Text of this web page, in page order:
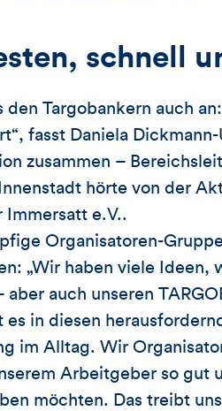
schnell
den Targobankern auch
fasst Daniela
zusammen –
hörte von der
Immersatt e.V..
Organisatoren-
„Wir haben viele Ideen,
aber auch unseren
es in diesen
im Alltag. Wir
Arbeitgeber so gut
möchten. Das treibt uns